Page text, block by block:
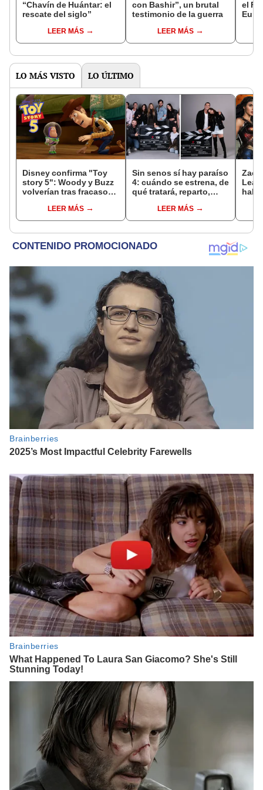
“Chavín de Huántar: el
rescate del siglo”
LEER MÁS
con Bashir”, un brutal
testimonio de la guerra
LEER MÁS
el
LO MÁS VISTO LO ÚLTIMO
Disney confirma "Toy
story 5": Woody y Buzz
volverían tras fracaso
LEER MÁS
Sin senos sí hay paraíso
4: cuándo se estrena, de
qué tratará, reparto,
todo sobre la nueva
temporada de la serie en
LEER MÁS
Zack